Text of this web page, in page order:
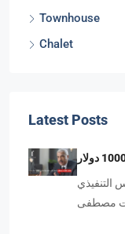
Townhouse
Chalet
Latest Posts